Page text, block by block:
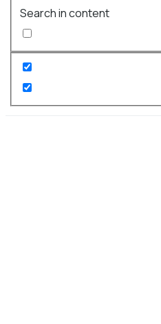
Search in content